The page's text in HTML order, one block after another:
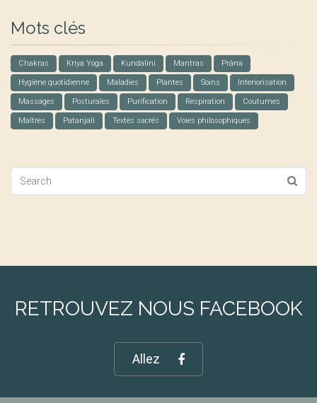
Mots clés
Chakras Kriya Yoga Kundalini Mantras Prâna
Hygiène quotidienne Maladies Plantes Soins Interiorisation
Massages Posturales Purification Respiration Coutumes
Maîtres Patanjali Textes sacrés Voies philosophiques
RETROUVEZ NOUS FACEBOOK
Allez